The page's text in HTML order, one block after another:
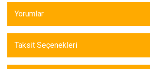
Yorumlar
Taksit Seçenekleri